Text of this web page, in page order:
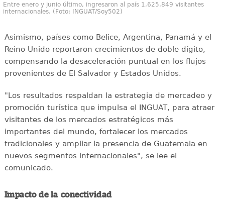
Entre enero y junio último, ingresaron al país 1,625,849 visitantes
internacionales. (Foto: INGUAT/Soy502)
Asimismo, países como Belice, Argentina, Panamá y el
Reino Unido reportaron crecimientos de doble dígito,
compensando la desaceleración puntual en los flujos
provenientes de El Salvador y Estados Unidos.
"Los resultados respaldan la estrategia de mercadeo y
promoción turística que impulsa el INGUAT, para atraer
visitantes de los mercados estratégicos más
importantes del mundo, fortalecer los mercados
tradicionales y ampliar la presencia de Guatemala en
nuevos segmentos internacionales", se lee el
comunicado.
Impacto de la conectividad